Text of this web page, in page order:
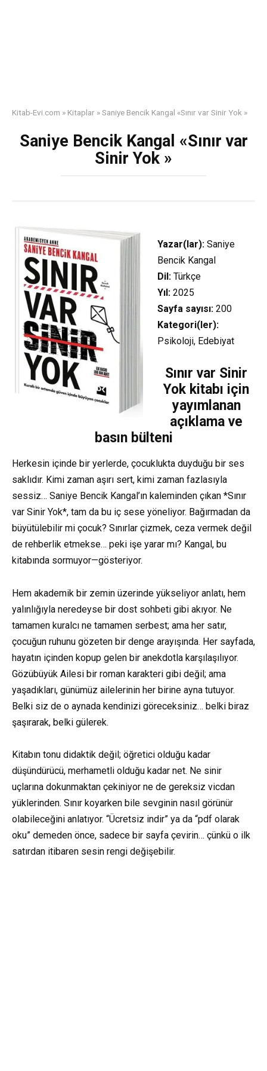
Kitab-Evi.com » Kitaplar »Saniye Bencik Kangal «Sınır var Sinir Yok »
Saniye Bencik Kangal «Sınır var
Sinir Yok »
Yazar(lar): Saniye
Bencik Kangal
Dil: Türkçe
Yıl: 2025
Sayfa sayısı: 200
Kategori(ler):
Psikoloji, Edebiyat
Sınır var Sinir
Yok kitabı için
yayımlanan
açıklama ve
basın bülteni
Herkesin içinde bir yerlerde, çocuklukta duyduğu bir ses
saklıdır. Kimi zaman aşırı sert, kimi zaman fazlasıyla
sessiz… Saniye Bencik Kangal’ın kaleminden çıkan *Sınır
var Sinir Yok*, tam da bu iç sese yöneliyor. Bağırmadan da
büyütülebilir mi çocuk? Sınırlar çizmek, ceza vermek değil
de rehberlik etmekse… peki işe yarar mı? Kangal, bu
kitabında sormuyor—gösteriyor.
Hem akademik bir zemin üzerinde yükseliyor anlatı, hem
yalınlığıyla neredeyse bir dost sohbeti gibi akıyor. Ne
tamamen kuralcı ne tamamen serbest; ama her satır,
çocuğun ruhunu gözeten bir denge arayışında. Her sayfada,
hayatın içinden kopup gelen bir anekdotla karşılaşılıyor.
Gözübüyük Ailesi bir roman karakteri gibi değil; ama
yaşadıkları, günümüz ailelerinin her birine ayna tutuyor.
Belki siz de o aynada kendinizi göreceksiniz… belki biraz
şaşırarak, belki gülerek.
Kitabın tonu didaktik değil; öğretici olduğu kadar
düşündürücü, merhametli olduğu kadar net. Ne sinir
uçlarına dokunmaktan çekiniyor ne de gereksiz vicdan
yüklerinden. Sınır koyarken bile sevginin nasıl görünür
olabileceğini anlatıyor. “Ücretsiz indir” ya da “pdf olarak
oku” demeden önce, sadece bir sayfa çevirin… çünkü o ilk
satırdan itibaren sesin rengi değişebilir.